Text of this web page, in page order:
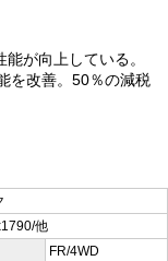
が向上している。
を改善。50％の減税
他
FR/4WD